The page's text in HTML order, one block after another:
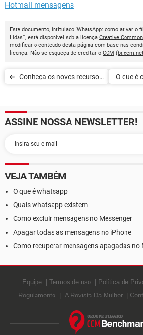
Hotmail mensagens
Este documento, intitulado 'WhatsApp: como ativar o
Lidas”', está disponível sob a licença Creative
modificar o conteúdo desta página com base nas
licença. Não se esqueça de creditar o CCM (br.ccm.net
Conheça os novos recursos
O que é
ASSINE NOSSA NEWSLETTER!
VEJA TAMBÉM
O que é whatsapp
Quais whatsapp existem
Como excluir mensagens no Messenger
Apagar todas as mensagens no iPhone
Como recuperar mensagens apagadas no
Equipe Termos de uso Política de
Regulamento
A Revista Da Mulher